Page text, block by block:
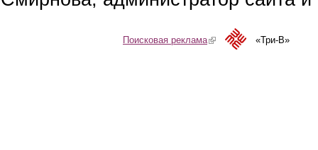
Поисковая реклама(link is external)«Три-В»